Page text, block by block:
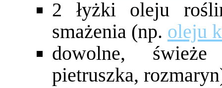
2 łyżki oleju
smażenia (np. oleju
dowolne,
pietruszka,